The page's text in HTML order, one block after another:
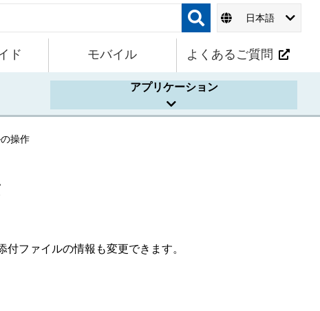
日本語
ド モバイル よくあるご質問
アプリケーション
操作
ファイルの情報も変更できます。